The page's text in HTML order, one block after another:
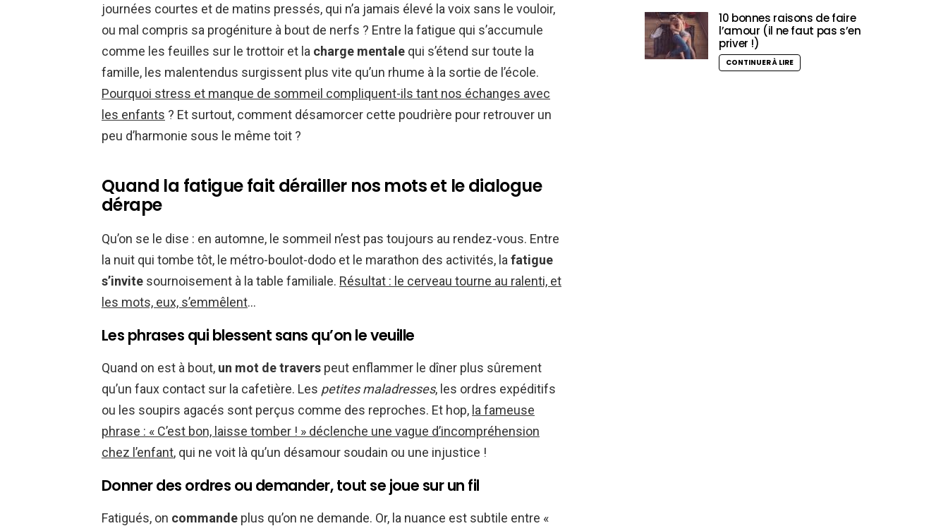
journées courtes et de matins pressés, qui n’a jamais élevé la voix sans le vouloir,
ou mal compris sa progéniture à bout de nerfs ? Entre la fatigue qui s’accumule
comme les feuilles sur le trottoir et la charge mentale qui s’étend sur toute la
famille, les malentendus surgissent plus vite qu’un rhume à la sortie de l’école.
Pourquoi stress et manque de sommeil compliquent-ils tant nos échanges avec
les enfants ? Et surtout, comment désamorcer cette poudrière pour retrouver un
peu d’harmonie sous le même toit ?
Quand la fatigue fait dérailler nos mots et le dialogue
dérape
Qu’on se le dise : en automne, le sommeil n’est pas toujours au rendez-vous. Entre
la nuit qui tombe tôt, le métro-boulot-dodo et le marathon des activités, la fatigue
s’invite sournoisement à la table familiale. Résultat : le cerveau tourne au ralenti, et
les mots, eux, s’emmêlent…
Les phrases qui blessent sans qu’on le veuille
Quand on est à bout, un mot de travers peut enflammer le dîner plus sûrement
qu’un faux contact sur la cafetière. Les petites maladresses, les ordres expéditifs
ou les soupirs agacés sont perçus comme des reproches. Et hop, la fameuse
phrase : « C’est bon, laisse tomber ! » déclenche une vague d’incompréhension
chez l’enfant, qui ne voit là qu’un désamour soudain ou une injustice !
Donner des ordres ou demander, tout se joue sur un fil
Fatigués, on commande plus qu’on ne demande. Or, la nuance est subtile entre «
10 bonnes raisons de faire
l’amour (il ne faut pas s’en
priver !)
CONTINUER À LIRE